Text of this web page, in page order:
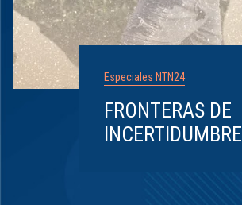
Especiales NTN24
FRONTERAS DE
INCERTIDUMBRE